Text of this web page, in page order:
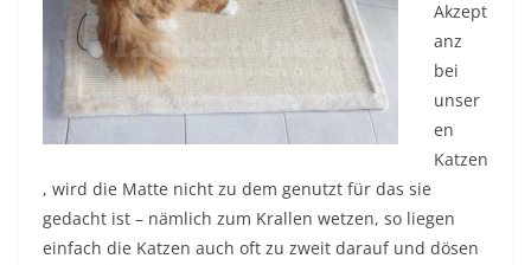
Akzept
anz
bei
unser
en
Katzen
, wird die Matte nicht zu dem genutzt für das sie
gedacht ist – nämlich zum Krallen wetzen, so liegen
einfach die Katzen auch oft zu zweit darauf und dösen